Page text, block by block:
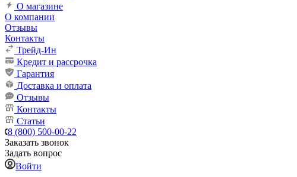
О магазине
О компании
Отзывы
Контакты
Трейд-Ин
Кредит и рассрочка
Гарантия
Доставка и оплата
Отзывы
Контакты
Статьи
8 (800) 500-00-22
Заказать звонок
Задать вопрос
Войти